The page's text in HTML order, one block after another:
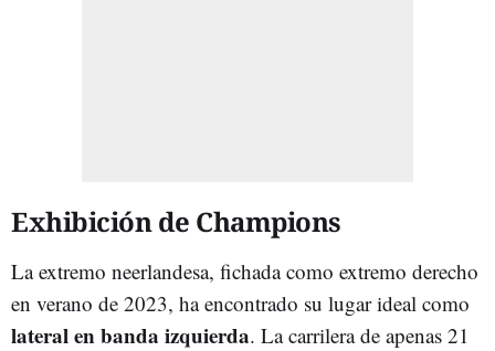
Exhibición de Champions
La extremo neerlandesa, fichada como extremo derecho
en verano de 2023, ha encontrado su lugar ideal como
lateral en banda izquierda. La carrilera de apenas 21